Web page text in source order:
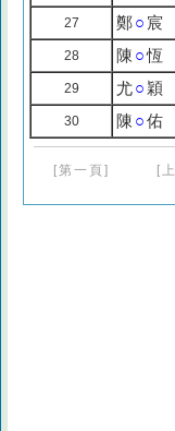
27 鄭○ 宸
28 陳 ○恆
29 尤○ 穎
30 陳 ○佑
[第一頁] [